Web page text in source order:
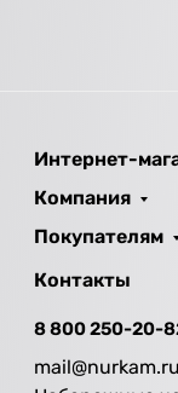
Интернет-
Компания
Покупателям
Контакты
8 800 250-20-
mail@nurkam.ru